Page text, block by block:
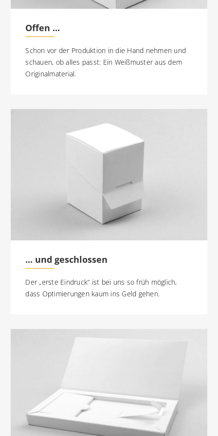
Offen ...
Schon vor der Produktion in die Hand nehmen und
schauen, ob alles passt: Ein Weißmuster aus dem
Originalmaterial.
... und geschlossen
Der „erste Eindruck“ ist bei uns so früh möglich,
dass Optimierungen kaum ins Geld gehen.